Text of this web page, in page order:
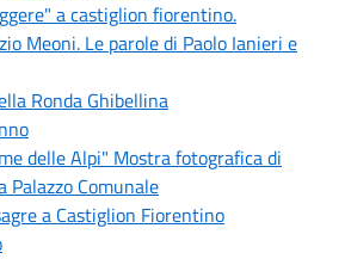
a castiglion fiorentino.
Meoni. Le parole di Paolo Ianieri e
Ronda Ghibellina
delle Alpi" Mostra fotografica di
Palazzo Comunale
a Castiglion Fiorentino